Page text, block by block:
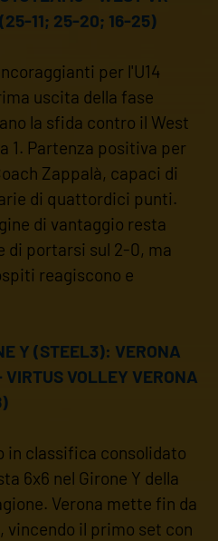
11; 25-20; 16-25)
per l'U14
uscita della fase
la sfida contro il West
1. Partenza positiva per
Zappalà, capaci di
di quattordici punti.
di vantaggio resta
di portarsi sul 2-0, ma
reagiscono e
Y (STEEL3): VERONA
VOLLEY VERONA
in classifica consolidato
6x6 nel Girone Y della
Verona mette fin da
vincendo il primo set con